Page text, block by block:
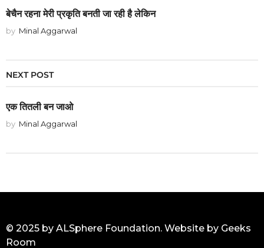
बेचैन रहना मेरी प्रकृति बनती जा रही है लेकिन
by Minal Aggarwal
NEXT POST
एक तितली बन जाओ
by Minal Aggarwal
© 2025 by ALSphere Foundation. Website by Geeks
Room